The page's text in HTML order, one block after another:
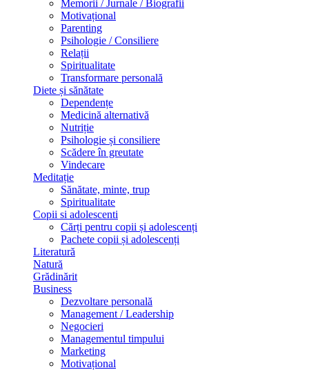
Memorii / Jurnale / Biografii
Motivațional
Parenting
Psihologie / Consiliere
Relații
Spiritualitate
Transformare personală
Diete și sănătate
Dependențe
Medicină alternativă
Nutriție
Psihologie și consiliere
Scădere în greutate
Vindecare
Meditație
Sănătate, minte, trup
Spiritualitate
Copii si adolescenti
Cărți pentru copii și adolescenți
Pachete copii și adolescenți
Literatură
Natură
Grădinărit
Business
Dezvoltare personală
Management / Leadership
Negocieri
Managementul timpului
Marketing
Motivațional